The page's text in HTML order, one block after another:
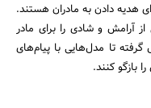
هدیه دادن به مادران هستند.
آرامش و شادی را برای مادر
تا مدل‌هایی با پیام‌های
بازگو کنند.